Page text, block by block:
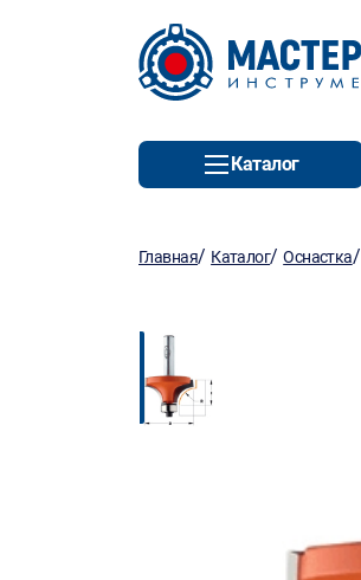
Каталог
Главная/ Каталог/Оснастка/